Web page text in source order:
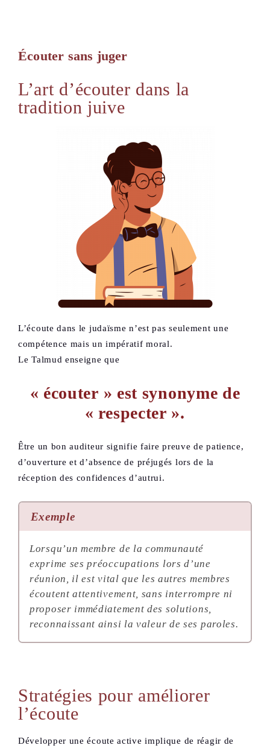
Écouter sans juger
L’art d’écouter dans la
tradition juive
L’écoute dans le judaïsme n’est pas seulement une
compétence mais un impératif moral.
Le Talmud enseigne que
« écouter » est synonyme de
« respecter ».
Être un bon auditeur signifie faire preuve de patience,
d’ouverture et d’absence de préjugés lors de la
réception des confidences d’autrui.
Exemple
Lorsqu’un membre de la communauté
exprime ses préoccupations lors d’une
réunion, il est vital que les autres membres
écoutent attentivement, sans interrompre ni
proposer immédiatement des solutions,
reconnaissant ainsi la valeur de ses paroles.
Stratégies pour améliorer
l’écoute
Développer une écoute active implique de réagir de